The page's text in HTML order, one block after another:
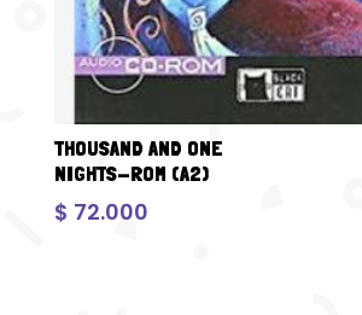
THOUSAND AND ONE
NIGHTS-ROM (A2)
$ 72.000